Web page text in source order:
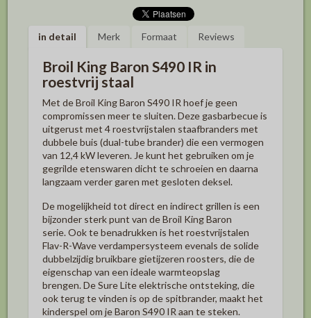
in detail Merk Formaat Reviews
Broil King Baron S490 IR in
roestvrij staal
Met de Broil King Baron S490 IR hoef je geen
compromissen meer te sluiten. Deze gasbarbecue is
uitgerust met 4 roestvrijstalen staafbranders met
dubbele buis (dual-tube brander) die een vermogen
van 12,4 kW leveren. Je kunt het gebruiken om je
gegrilde etenswaren dicht te schroeien en daarna
langzaam verder garen met gesloten deksel.
De mogelijkheid tot direct en indirect grillen is een
bijzonder sterk punt van de Broil King Baron
serie. Ook te benadrukken is het roestvrijstalen
Flav-R-Wave verdampersysteem evenals de solide
dubbelzijdig bruikbare gietijzeren roosters, die de
eigenschap van een ideale warmteopslag
brengen. De Sure Lite elektrische ontsteking, die
ook terug te vinden is op de spitbrander, maakt het
kinderspel om je Baron S490 IR aan te steken.